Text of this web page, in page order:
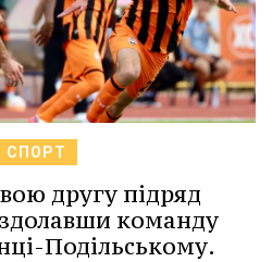
СПОРТ
другу підряд
команду
Подільському.